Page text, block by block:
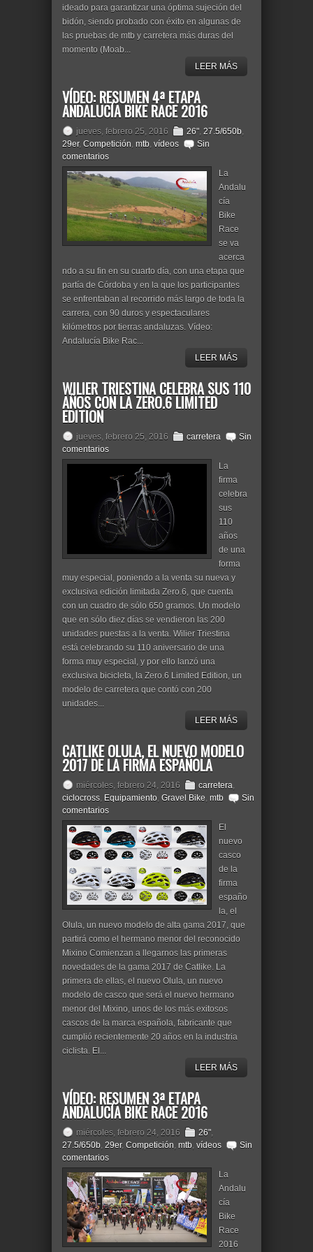
ideado para garantizar una óptima sujeción del
bidón, siendo probado con éxito en algunas de
las pruebas de mtb y carretera más duras del
momento (Moab...
LEER MÁS
VÍDEO: RESUMEN 4ª ETAPA
ANDALUCÍA BIKE RACE 2016
jueves, febrero 25, 2016 26", 27.5/650b,
29er, Competición, mtb, vídeos
Sin
comentarios
La
Andalu
cía
Bike
Race
se va
acerca
ndo a su fin en su cuarto día, con una etapa que
partía de Córdoba y en la que los participantes
se enfrentaban al recorrido más largo de toda la
carrera, con 90 duros y espectaculares
kilómetros por tierras andaluzas. Vídeo:
Andalucía Bike Rac...
LEER MÁS
WILIER TRIESTINA CELEBRA SUS 110
AÑOS CON LA ZERO.6 LIMITED
EDITION
jueves, febrero 25, 2016 carretera
Sin
comentarios
La
firma
celebra
sus
110
años
de una
forma
muy especial, poniendo a la venta su nueva y
exclusiva edición limitada Zero.6, que cuenta
con un cuadro de sólo 650 gramos. Un modelo
que en sólo diez días se vendieron las 200
unidades puestas a la venta. Wilier Triestina
está celebrando su 110 aniversario de una
forma muy especial, y por ello lanzó una
exclusiva bicicleta, la Zero.6 Limited Edition, un
modelo de carretera que contó con 200
unidades...
LEER MÁS
CATLIKE OLULA, EL NUEVO MODELO
2017 DE LA FIRMA ESPAÑOLA
miércoles, febrero 24, 2016 carretera,
ciclocross, Equipamiento, Gravel Bike, mtb
Sin
comentarios
El
nuevo
casco
de la
firma
españo
la, el
Olula, un nuevo modelo de alta gama 2017, que
partirá como el hermano menor del reconocido
Mixino Comienzan a llegarnos las primeras
novedades de la gama 2017 de Catlike. La
primera de ellas, el nuevo Olula, un nuevo
modelo de casco que será el nuevo hermano
menor del Mixino, unos de los más exitosos
cascos de la marca española, fabricante que
cumplió recientemente 20 años en la industria
ciclista. El...
LEER MÁS
VÍDEO: RESUMEN 3ª ETAPA
ANDALUCÍA BIKE RACE 2016
miércoles, febrero 24, 2016 26",
27.5/650b, 29er, Competición, mtb, vídeos
Sin
comentarios
La
Andalu
cía
Bike
Race
2016